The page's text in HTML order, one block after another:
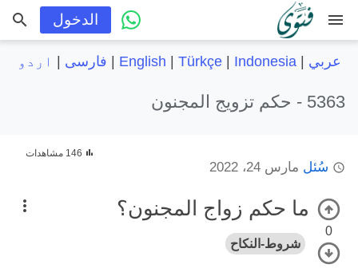
menu الدخول
عربي |
English Türkçe| Indonesia فارسی اردو
5363 - حكم تزويج المجنون
سُئل مارس 24، 2022
146 مشاهدات
0
ما حكم زواج المجنون؟
شروط-النكاح